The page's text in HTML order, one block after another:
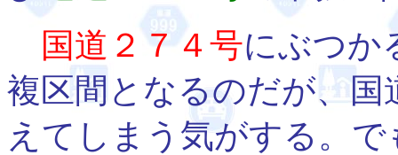
国道２７４号にぶつか
複区間となるのだが、
えてしまう気がする。